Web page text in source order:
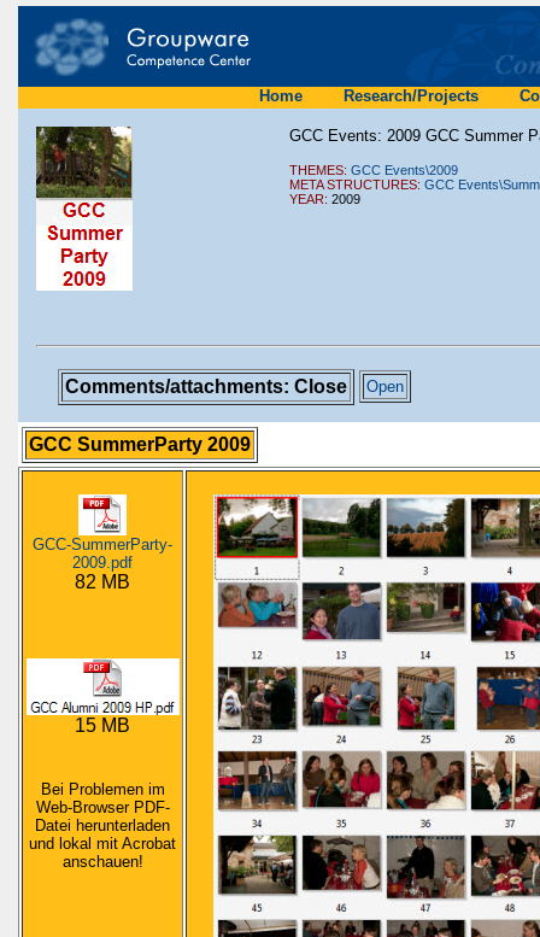
Home Research/Projects
GCC Events: 2009 GCC Summer
THEMES: GCC Events\2009
META STRUCTURES: GCC
YEAR: 2009
Comments/attachments: Close Open
GCC SummerParty 2009
GCC-SummerParty-
2009.pdf
82 MB
15 MB
Bei Problemen im
Web-Browser PDF-
Datei herunterladen
und lokal mit Acrobat
anschauen!